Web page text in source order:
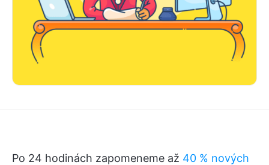
Po 24 hodinách zapomeneme až 40 % nových